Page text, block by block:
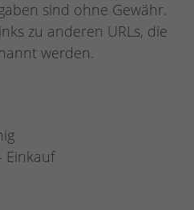
sind ohne Gewähr.
zu anderen URLs, die
werden.
Einkauf